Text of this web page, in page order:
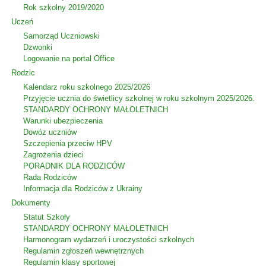
Rok szkolny 2019/2020
Uczeń
Samorząd Uczniowski
Dzwonki
Logowanie na portal Office
Rodzic
Kalendarz roku szkolnego 2025/2026
Przyjęcie ucznia do świetlicy szkolnej w roku szkolnym 2025/2026.
STANDARDY OCHRONY MAŁOLETNICH
Warunki ubezpieczenia
Dowóz uczniów
Szczepienia przeciw HPV
Zagrożenia dzieci
PORADNIK DLA RODZICÓW
Rada Rodziców
Іnformacja dla Rodziców z Ukrainy
Dokumenty
Statut Szkoły
STANDARDY OCHRONY MAŁOLETNICH
Harmonogram wydarzeń i uroczystości szkolnych
Regulamin zgłoszeń wewnętrznych
Regulamin klasy sportowej